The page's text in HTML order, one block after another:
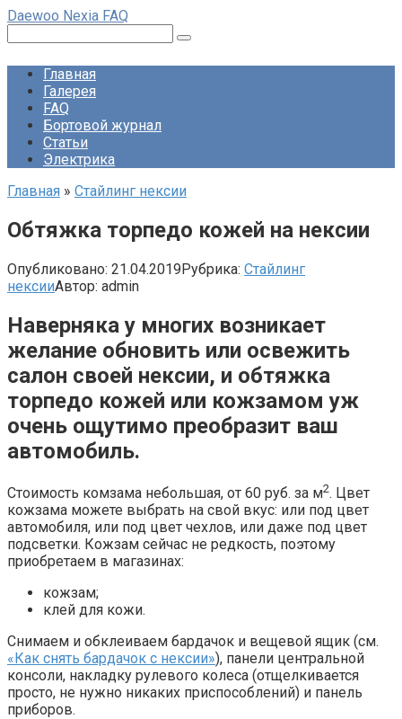
Перейти
контенту
Daewoo Nexia FAQ
Главная
Галерея
FAQ
Бортовой журнал
Статьи
Электрика
Главная » Стайлинг нексии
Обтяжка торпедо кожей на нексии
Опубликовано: 21.04.2019Рубрика: Стайлинг
нексииАвтор: admin
Наверняка у многих возникает
желание обновить или освежить
салон своей нексии, и обтяжка
торпедо кожей или кожзамом уж
очень ощутимо преобразит ваш
автомобиль.
Стоимость комзама небольшая, от 60 руб. за м2. Цвет
кожзама можете выбрать на свой вкус: или под цвет
автомобиля, или под цвет чехлов, или даже под цвет
подсветки. Кожзам сейчас не редкость, поэтому
приобретаем в магазинах:
кожзам;
клей для кожи.
Снимаем и обклеиваем бардачок и вещевой ящик (см.
«Как снять бардачок с нексии»), панели центральной
консоли, накладку рулевого колеса (отщелкивается
просто, не нужно никаких приспособлений) и панель
приборов.